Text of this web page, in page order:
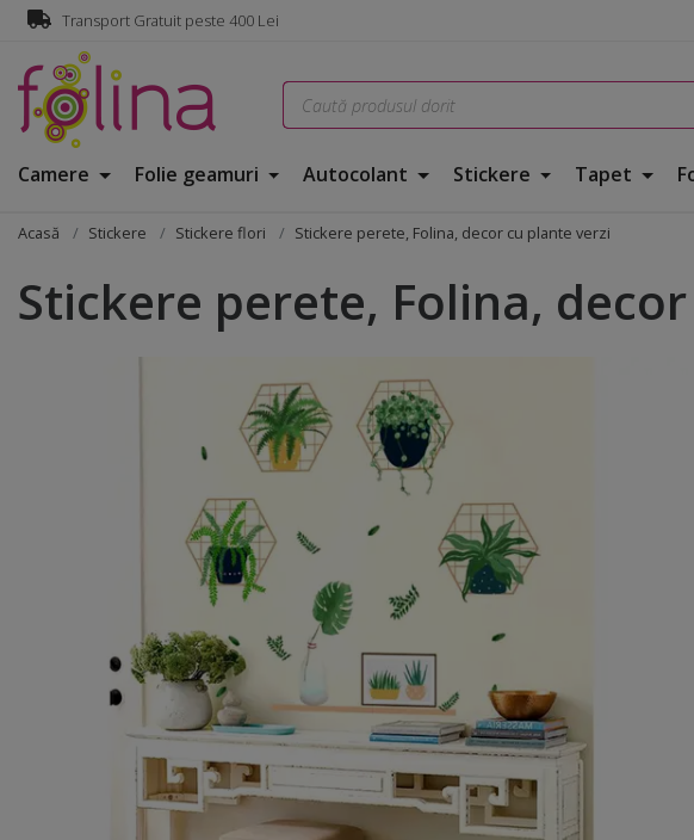
Transport Gratuit peste 400 Lei
Camere Folie geamuri Autocolant Stickere Tapet
Acasă Stickere Stickere flori Stickere perete, Folina, decor cu plante verzi
Stickere perete, Folina,